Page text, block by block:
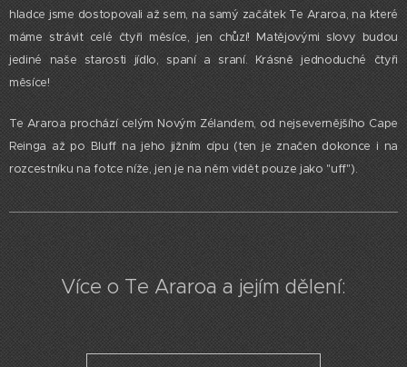
hladce jsme dostopovali až sem, na samý začátek Te Araroa, na které
máme strávit celé čtyři měsíce, jen chůzí! Matějovými slovy budou
jediné naše starosti jídlo, spaní a sraní. Krásně jednoduché čtyři
měsíce!
Te Araroa prochází celým Novým Zélandem, od nejsevernějšího Cape
Reinga až po Bluff na jeho jižním cípu (ten je značen dokonce i na
rozcestníku na fotce níže, jen je na něm vidět pouze jako "uff").
Více o Te Araroa a jejím dělení: